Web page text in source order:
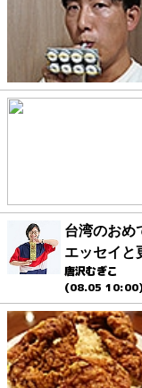
台湾のおめ
エッセイと
唐沢むぎこ
(08.05